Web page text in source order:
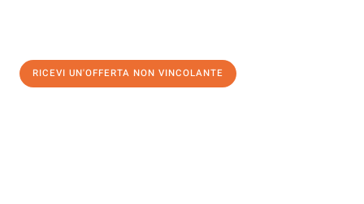
RICEVI UN'OFFERTA NON VINCOLANTE